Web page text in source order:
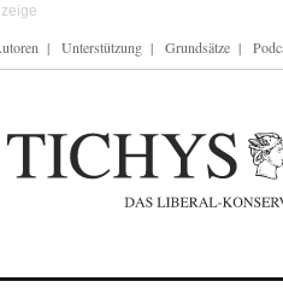
Unterstützung Grundsätze